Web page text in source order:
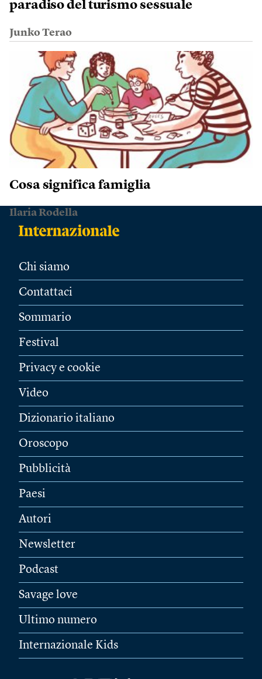
paradiso del turismo sessuale
Junko Terao
Cosa significa famiglia
Ilaria Rodella
Chi siamo
Contattaci
Sommario
Festival
Privacy e cookie
Video
Dizionario italiano
Oroscopo
Pubblicità
Paesi
Autori
Newsletter
Podcast
Savage love
Ultimo numero
Internazionale Kids